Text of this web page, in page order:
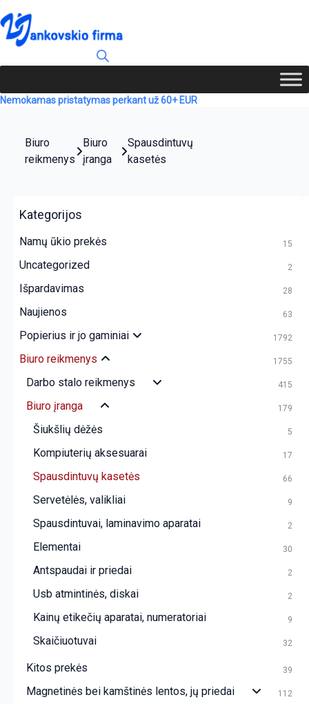
Nemokamas pristatymas perkant už 60+ EUR
Biuro
reikmenys
Biuro
įranga
Spausdintuvų
kasetės
Kategorijos
Namų ūkio prekės 15
Uncategorized 2
Išpardavimas 28
Naujienos 63
Popierius ir jo gaminiai 1792
Biuro reikmenys 1755
Darbo stalo reikmenys 415
Biuro įranga 179
Šiukšlių dėžės 5
Kompiuterių aksesuarai 17
Spausdintuvų kasetės 66
Servetėlės, valikliai 9
Spausdintuvai, laminavimo aparatai 2
Elementai 30
Antspaudai ir priedai 2
Usb atmintinės, diskai 2
Kainų etikečių aparatai, numeratoriai 9
Skaičiuotuvai 32
Kitos prekės 39
Magnetinės bei kamštinės lentos, jų priedai 112